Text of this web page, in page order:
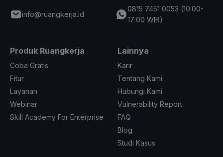
info@ruangkerja.id
0815 7451 0053 (10:00-
17:00 WIB)
Produk Ruangkerja
Coba Gratis
Fitur
Layanan
Webinar
Skill Academy For Enterprise
Lainnya
Karir
Tentang Kami
Hubungi Kami
Vulnerability Report
FAQ
Blog
Studi Kasus